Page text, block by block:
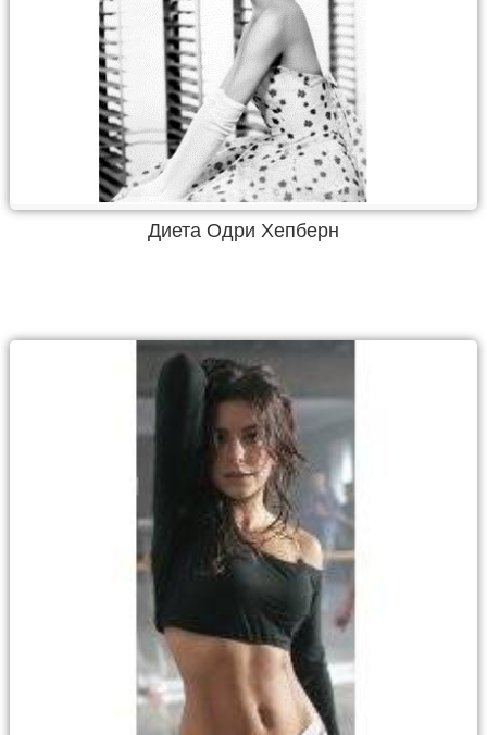
Диета Одри Хепберн